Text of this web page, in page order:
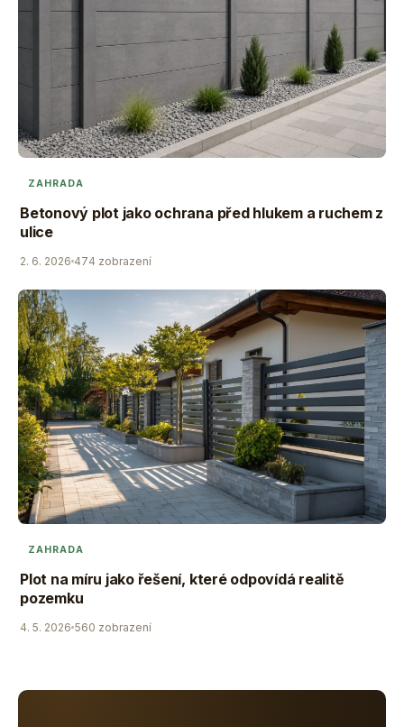
ZAHRADA
Betonový plot jako ochrana před hlukem a ruchem z
ulice
2. 6. 2026 474 zobrazení
ZAHRADA
Plot na míru jako řešení, které odpovídá realitě
pozemku
4. 5. 2026 560 zobrazení